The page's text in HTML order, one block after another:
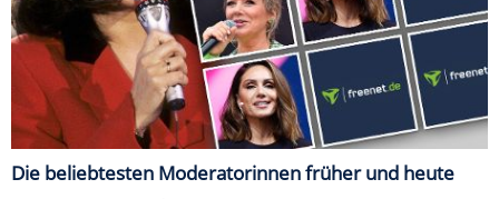
Die beliebtesten Moderatorinnen früher und heute